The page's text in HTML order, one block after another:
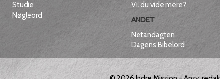
Studie
Nøgleord
Vil du vide mere?
ANDET
Netandagten
Dagens Bibelord